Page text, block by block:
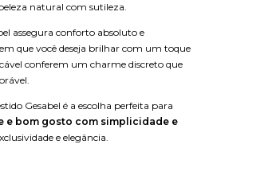
natural com sutileza.
assegura conforto absoluto e
que você deseja brilhar com um toque
conferem um charme discreto que
Gesabel é a escolha perfeita para
e bom gosto com simplicidade e
e elegância.